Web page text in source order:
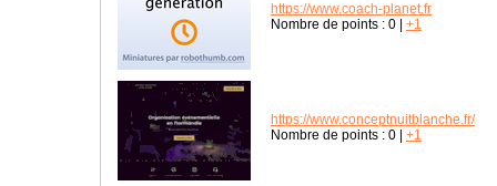
https://www.coach-planet.fr
Nombre de points : 0 +1
https://www.conceptnuitblanche.fr/
Nombre de points : 0 +1